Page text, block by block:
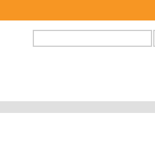
FORMULAIRE DE